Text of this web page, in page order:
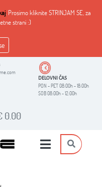
. Prosimo kliknite STRINJAM SE, za
strani :)
DELOVNI ČAS
PON - PET 08:00h - 18:00h
SOB 08:00h - 12:00h
0.00